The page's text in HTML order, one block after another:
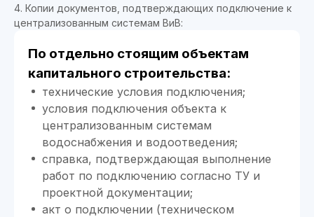
4. Копии документов, подтверждающих подключение к
централизованным системам ВиВ:
По отдельно стоящим объектам
капитального строительства:
технические условия подключения;
условия подключения объекта к
централизованным системам
водоснабжения и водоотведения;
справка, подтверждающая выполнение
работ по подключению согласно ТУ и
проектной документации;
акт о подключении (техническом